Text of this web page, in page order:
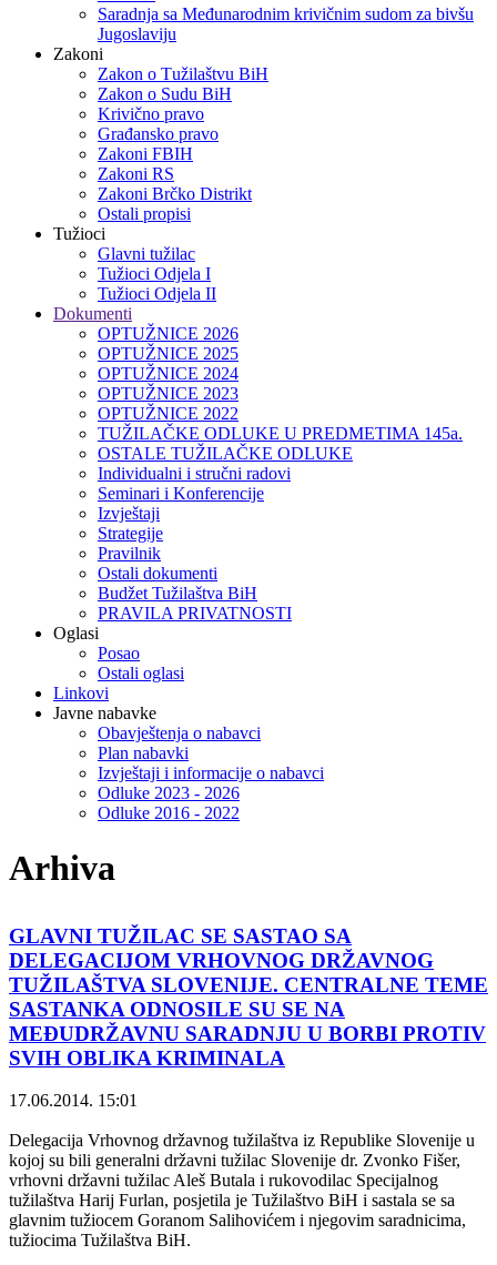
Saradnja sa Međunarodnim krivičnim sudom za bivšu
Jugoslaviju
Zakoni
Zakon o Тužilaštvu BiH
Zakon o Sudu BiH
Krivično pravo
Građansko pravo
Zakoni FBIH
Zakoni RS
Zakoni Brčko Distrikt
Ostali propisi
Tužioci
Glavni tužilac
Tužioci Odjela I
Tužioci Odjela II
Dokumenti
OPTUŽNICE 2026
OPTUŽNICE 2025
OPTUŽNICE 2024
OPTUŽNICE 2023
OPTUŽNICE 2022
TUŽILAČKE ODLUKE U PREDMETIMA 145a.
OSTALE TUŽILAČKE ODLUKE
Individualni i stručni radovi
Seminari i Konferencije
Izvještaji
Strategije
Pravilnik
Ostali dokumenti
Budžet Tužilaštva BiH
PRAVILA PRIVATNOSTI
Oglasi
Posao
Ostali oglasi
Linkovi
Javne nabavke
Obavještenja o nabavci
Plan nabavki
Izvještaji i informacije o nabavci
Odluke 2023 - 2026
Odluke 2016 - 2022
Arhiva
GLAVNI TUŽILAC SE SASTAO SA
DELEGACIJOM VRHOVNOG DRŽAVNOG
TUŽILAŠTVA SLOVENIJE. CENTRALNE TEME
SASTANKA ODNOSILE SU SE NA
MEĐUDRŽAVNU SARADNJU U BORBI PROTIV
SVIH OBLIKA KRIMINALA
17.06.2014. 15:01
Delegacija Vrhovnog državnog tužilaštva iz Republike Slovenije u
kojoj su bili generalni državni tužilac Slovenije dr. Zvonko Fišer,
vrhovni državni tužilac Aleš Butala i rukovodilac Specijalnog
tužilaštva Harij Furlan, posjetila je Tužilaštvo BiH i sastala se sa
glavnim tužiocem Goranom Salihovićem i njegovim saradnicima,
tužiocima Tužilaštva BiH.